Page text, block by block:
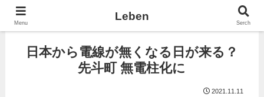
日本から電線が無くなる日が来る？
先斗町 無電柱化に
2021.11.11
Menu
Leben
Serch